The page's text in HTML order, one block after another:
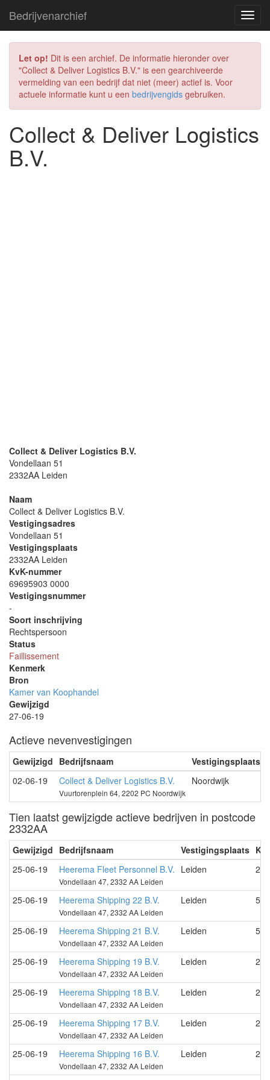
Bedrijvenarchief
Let op! Dit is een archief. De informatie hieronder over
"Collect & Deliver Logistics B.V." is een gearchiveerde
vermelding van een bedrijf dat niet (meer) actief is. Voor
actuele informatie kunt u een bedrijvengids gebruiken.
Collect & Deliver Logistics
B.V.
Collect & Deliver Logistics B.V.
Vondellaan 51
2332AA Leiden
Naam
Collect & Deliver Logistics B.V.
Vestigingsadres
Vondellaan 51
Vestigingsplaats
2332AA Leiden
KvK-nummer
69695903 0000
Vestigingsnummer
-
Soort inschrijving
Rechtspersoon
Status
Faillissement
Kenmerk
Bron
Kamer van Koophandel
Gewijzigd
27-06-19
Actieve nevenvestigingen
Gewijzigd Bedrijfsnaam Vestigingsplaats
02-06-19
Collect & Deliver Logistics B.V.
Vuurtorenplein 64, 2202 PC Noordwijk
Noordwijk
Tien laatst gewijzigde actieve bedrijven in postcode
2332AA
Gewijzigd Bedrijfsnaam Vestigingsplaats
25-06-19
Heerema Fleet Personnel B.V.
Vondellaan 47, 2332 AA Leiden
Leiden
25-06-19 Heerema Shipping 22 B.V.
Vondellaan 47, 2332 AA Leiden
Leiden
25-06-19 Heerema Shipping 21 B.V.
Vondellaan 47, 2332 AA Leiden
Leiden
25-06-19 Heerema Shipping 19 B.V.
Vondellaan 47, 2332 AA Leiden
Leiden
25-06-19 Heerema Shipping 18 B.V.
Vondellaan 47, 2332 AA Leiden
Leiden
25-06-19 Heerema Shipping 17 B.V.
Vondellaan 47, 2332 AA Leiden
Leiden
25-06-19 Heerema Shipping 16 B.V.
Vondellaan 47, 2332 AA Leiden
Leiden